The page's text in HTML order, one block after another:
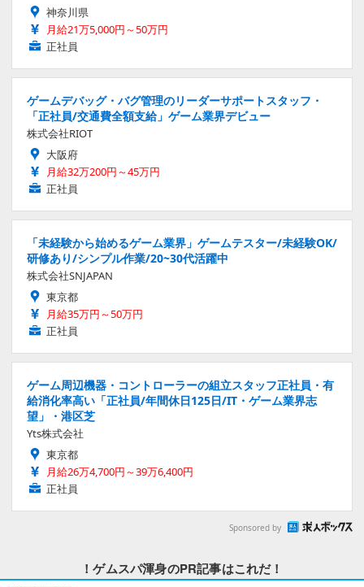
神奈川県
月給21万5,000円～50万円
正社員
ゲームデバッグ・バグ管理のリーダーサポートスタッフ・
「正社員/交通費全額支給」ゲーム業界デビュー
株式会社RIOT
大阪府
月給32万200円～45万円
正社員
「未経験から始めるゲーム業界」ゲームテスター/未経験OK/
研修あり/シンプル作業/20~30代活躍中
株式会社SNJAPAN
東京都
月給35万円～50万円
正社員
ゲーム周辺機器・コントローラーの組立スタッフ正社員・有
給消化率高い「正社員/年間休日125日/IT・ゲーム業界志
望」・港区芝
Yts株式会社
東京都
月給26万4,700円～39万6,400円
正社員
Sponsored by
！ゲムスパ渾身のPR記事はこれだ！